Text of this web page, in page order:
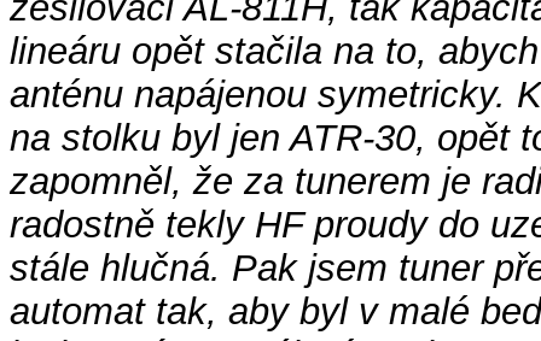
lineáru opět stačila na to,
anténu napájenou symetricky.
na stolku byl jen ATR-30, opět
zapomněl, že za tunerem je
radostně tekly HF proudy do
stále hlučná. Pak jsem tuner
automat tak, aby byl v malé